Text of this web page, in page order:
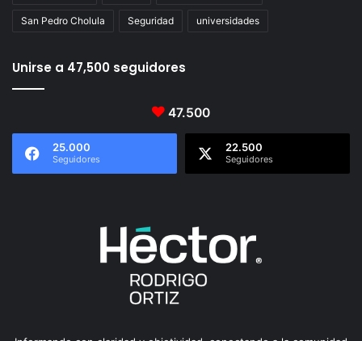
San Pedro Cholula Seguridad universidades
Unirse a 47,500 seguidores
47.500
25.000
Seguidores
22.500
Seguidores